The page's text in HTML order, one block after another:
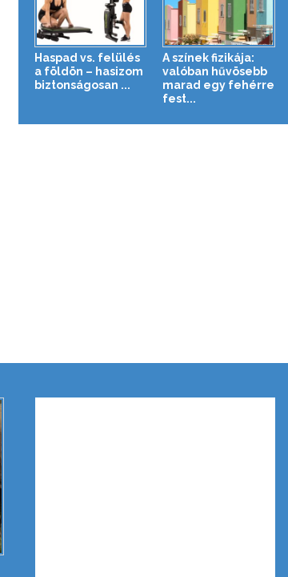
Haspad vs. felülés
a földön – hasizom
biztonságosan ...
A színek fizikája:
valóban hűvösebb
marad egy fehérre
fest...